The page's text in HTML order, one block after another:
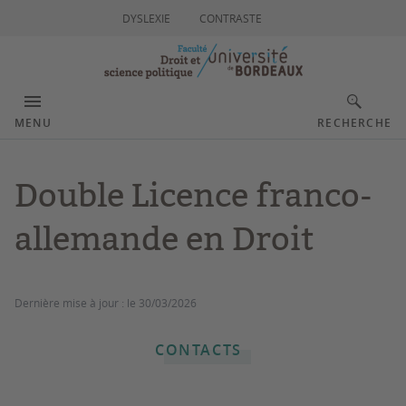
DYSLEXIE CONTRASTE
MENU RECHERCHE
Double Licence franco-
allemande en Droit
Dernière mise à jour : le 30/03/2026
CONTACTS